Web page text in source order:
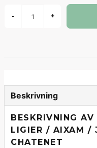
- +
Beskrivning
BESKRIVNING
LIGIER / AIXAM /
CHATENET